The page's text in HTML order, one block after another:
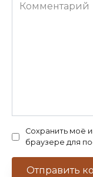
Сохранить моё
браузере для